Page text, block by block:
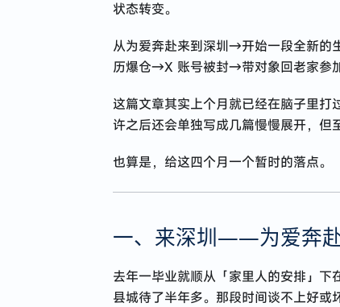
状态转变。
从为爱奔赴来到深圳→开始一段全新
历爆仓→X 账号被封→带对象回老家参
这篇文章其实上个月就已经在脑子里
许之后还会单独写成几篇慢慢展开，但
也算是，给这四个月一个暂时的落点。
一、来深圳——为爱奔
去年一毕业就顺从「家里人的安排」
县城待了半年多。那段时间谈不上好